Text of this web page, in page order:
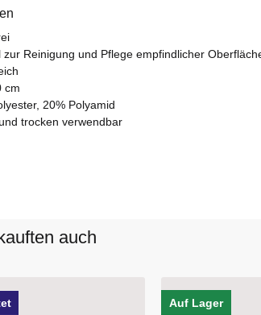
zur Reinigung und Pflege empfindlicher
cm
20% Polyamid
trocken verwendbar
auch
Bestseller